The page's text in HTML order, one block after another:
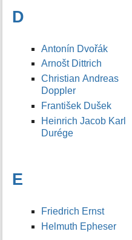
D
Antonín Dvořák
Arnošt Dittrich
Christian Andreas
Doppler
František Dušek
Heinrich Jacob Karl
Durége
E
Friedrich Ernst
Helmuth Epheser